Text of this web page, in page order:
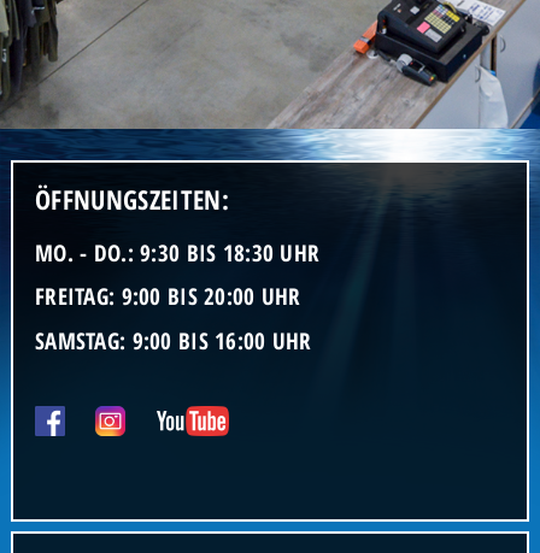
ÖFFNUNGSZEITEN:
MO. - DO.: 9:30 BIS 18:30 UHR
FREITAG: 9:00 BIS 20:00 UHR
SAMSTAG: 9:00 BIS 16:00 UHR